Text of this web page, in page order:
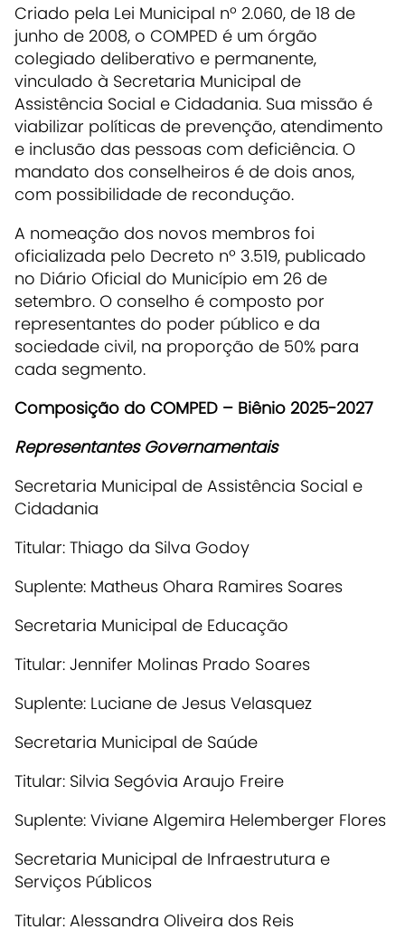
Criado pela Lei Municipal nº 2.060, de 18 de
junho de 2008, o COMPED é um órgão
colegiado deliberativo e permanente,
vinculado à Secretaria Municipal de
Assistência Social e Cidadania. Sua missão é
viabilizar políticas de prevenção, atendimento
e inclusão das pessoas com deficiência. O
mandato dos conselheiros é de dois anos,
com possibilidade de recondução.
A nomeação dos novos membros foi
oficializada pelo Decreto nº 3.519, publicado
no Diário Oficial do Município em 26 de
setembro. O conselho é composto por
representantes do poder público e da
sociedade civil, na proporção de 50% para
cada segmento.
Composição do COMPED – Biênio 2025-2027
Representantes Governamentais
Secretaria Municipal de Assistência Social e
Cidadania
Titular: Thiago da Silva Godoy
Suplente: Matheus Ohara Ramires Soares
Secretaria Municipal de Educação
Titular: Jennifer Molinas Prado Soares
Suplente: Luciane de Jesus Velasquez
Secretaria Municipal de Saúde
Titular: Silvia Segóvia Araujo Freire
Suplente: Viviane Algemira Helemberger Flores
Secretaria Municipal de Infraestrutura e
Serviços Públicos
Titular: Alessandra Oliveira dos Reis